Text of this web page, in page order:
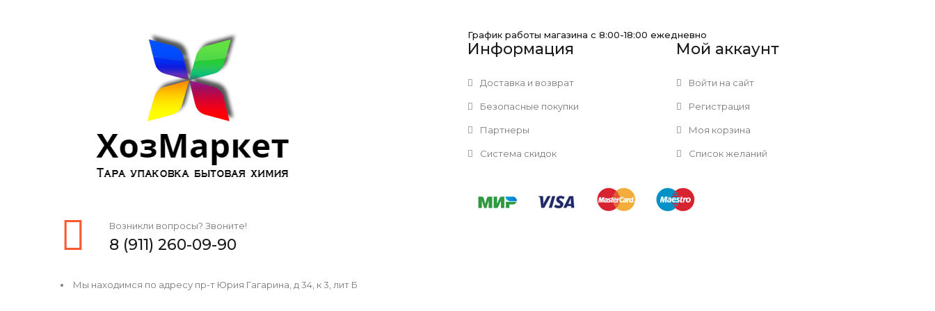
Возникли вопросы? Звоните!
8 (911) 260-09-90
Мы находимся по адресу пр-т Юрия Гагарина, д 34, к 3, лит Б
График работы магазина с 8:00-18:00 ежедневно
Информация
Доставка и возврат
Безопасные покупки
Партнеры
Система скидок
Мой аккаунт
Войти на сайт
Регистрация
Моя корзина
Список желаний